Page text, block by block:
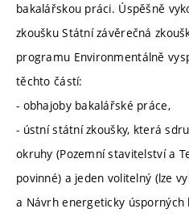
bakalářskou práci. Úspěšně
zkoušku Státní závěrečná
programu Environmentálně
těchto částí:
- obhajoby bakalářské práce,
- ústní státní zkoušky, která
okruhy (Pozemní stavitelství a
povinné) a jeden volitelný (lze
a Návrh energeticky úsporných